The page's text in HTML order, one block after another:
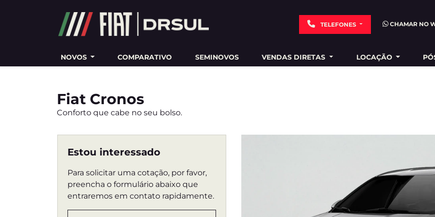
TELEFONES CHAMAR NO
NOVOS COMPARATIVO SEMINOVOS VENDAS DIRETAS LOCAÇÃO
Fiat Cronos
Conforto que cabe no seu bolso.
Estou interessado
Para solicitar uma cotação, por favor,
preencha o formulário abaixo que
entraremos em contato rapidamente.